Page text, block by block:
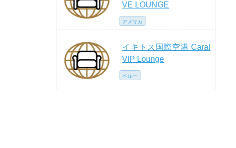
VE LOUNGE
アメリカ
イキトス国際空港 Caral
VIP Lounge
ペルー